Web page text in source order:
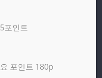
포인트
포인트 180p